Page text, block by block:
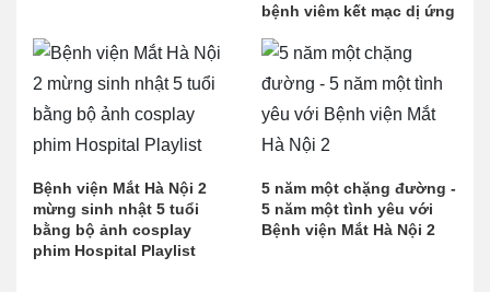
bệnh viêm kết mạc dị ứng
Bệnh viện Mắt Hà Nội 2
mừng sinh nhật 5 tuổi
bằng bộ ảnh cosplay
phim Hospital Playlist
5 năm một chặng đường -
5 năm một tình yêu với
Bệnh viện Mắt Hà Nội 2